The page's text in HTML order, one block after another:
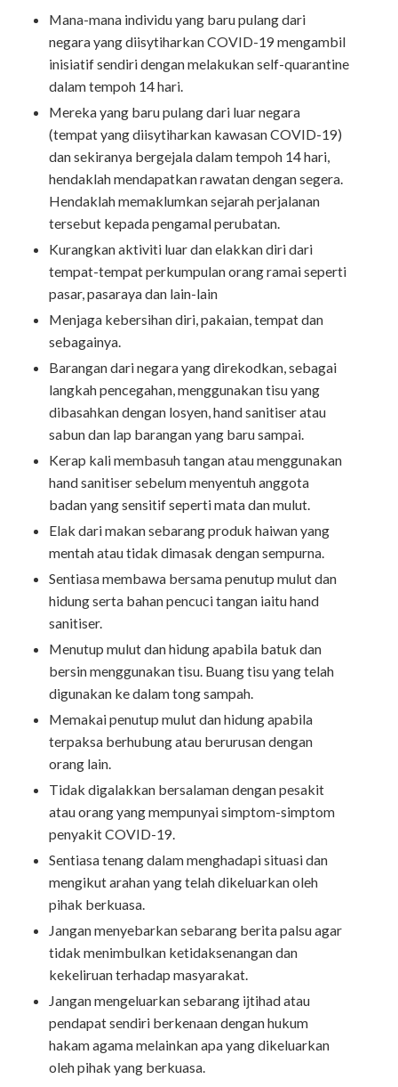
Mana-mana individu yang baru pulang dari
negara yang diisytiharkan COVID-19 mengambil
inisiatif sendiri dengan melakukan self-quarantine
dalam tempoh 14 hari.
Mereka yang baru pulang dari luar negara
(tempat yang diisytiharkan kawasan COVID-19)
dan sekiranya bergejala dalam tempoh 14 hari,
hendaklah mendapatkan rawatan dengan segera.
Hendaklah memaklumkan sejarah perjalanan
tersebut kepada pengamal perubatan.
Kurangkan aktiviti luar dan elakkan diri dari
tempat-tempat perkumpulan orang ramai seperti
pasar, pasaraya dan lain-lain
Menjaga kebersihan diri, pakaian, tempat dan
sebagainya.
Barangan dari negara yang direkodkan, sebagai
langkah pencegahan, menggunakan tisu yang
dibasahkan dengan losyen, hand sanitiser atau
sabun dan lap barangan yang baru sampai.
Kerap kali membasuh tangan atau menggunakan
hand sanitiser sebelum menyentuh anggota
badan yang sensitif seperti mata dan mulut.
Elak dari makan sebarang produk haiwan yang
mentah atau tidak dimasak dengan sempurna.
Sentiasa membawa bersama penutup mulut dan
hidung serta bahan pencuci tangan iaitu hand
sanitiser.
Menutup mulut dan hidung apabila batuk dan
bersin menggunakan tisu. Buang tisu yang telah
digunakan ke dalam tong sampah.
Memakai penutup mulut dan hidung apabila
terpaksa berhubung atau berurusan dengan
orang lain.
Tidak digalakkan bersalaman dengan pesakit
atau orang yang mempunyai simptom-simptom
penyakit COVID-19.
Sentiasa tenang dalam menghadapi situasi dan
mengikut arahan yang telah dikeluarkan oleh
pihak berkuasa.
Jangan menyebarkan sebarang berita palsu agar
tidak menimbulkan ketidaksenangan dan
kekeliruan terhadap masyarakat.
Jangan mengeluarkan sebarang ijtihad atau
pendapat sendiri berkenaan dengan hukum
hakam agama melainkan apa yang dikeluarkan
oleh pihak yang berkuasa.